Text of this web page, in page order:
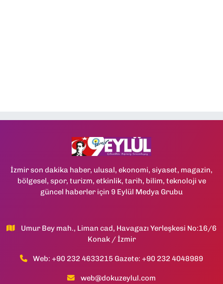
İzmir son dakika haber, ulusal, ekonomi, siyaset, magazin,
bölgesel, spor, turizm, etkinlik, tarih, bilim, teknoloji ve
güncel haberler için 9 Eylül Medya Grubu
Umur Bey mah., Liman cad, Havagazı Yerleşkesi No:16/6
Konak / İzmir
Web: +90 232 4633215 Gazete: +90 232 4048989
web@dokuzeylul.com